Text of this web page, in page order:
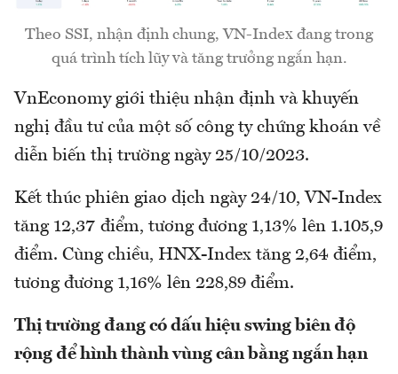
Theo SSI, nhận định chung, VN-Index đang trong
quá trình tích lũy và tăng trưởng ngắn hạn.
VnEconomy giới thiệu nhận định và khuyến
nghị đầu tư của một số công ty chứng khoán về
diễn biến thị trường ngày 25/10/2023.
Kết thúc phiên giao dịch ngày 24/10, VN-Index
tăng 12,37 điểm, tương đương 1,13% lên 1.105,9
điểm. Cùng chiều, HNX-Index tăng 2,64 điểm,
tương đương 1,16% lên 228,89 điểm.
Thị trường đang có dấu hiệu swing biên độ
rộng để hình thành vùng cân bằng ngắn hạn